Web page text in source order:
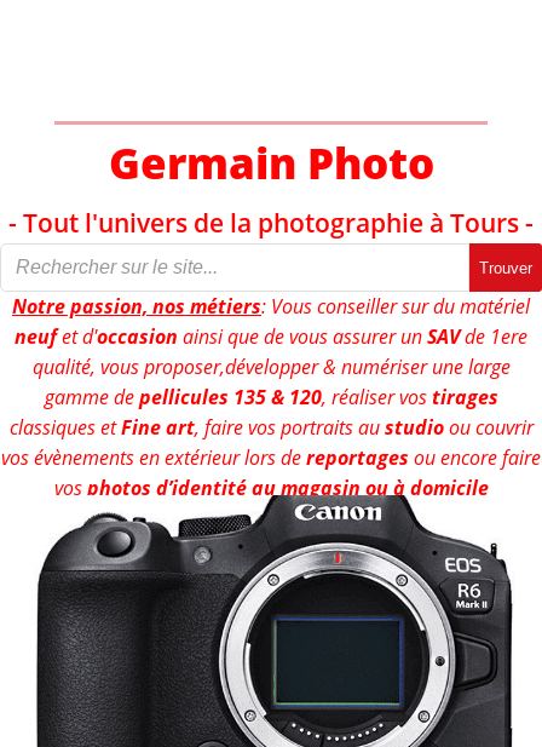
Germain Photo
- Tout l'univers de la photographie à Tours -
Trouver
Notre passion, nos métiers: Vous conseiller sur du matériel
neufet d'occasion ainsi que de vous assurer unSAVde 1ere
qualité, vous proposer,développer & numériser une large
gamme depellicules 135 & 120, réaliser vostirages
classiques etFine art, faire vos portraits austudioou couvrir
vos évènements en extérieur lors dereportages ou encore faire
vosphotos d’identité au magasin ou à domicile